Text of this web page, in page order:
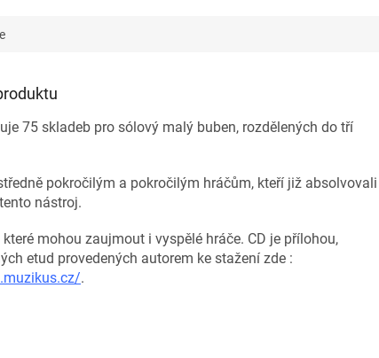
75 skladeb pro sólový malý buben, rozdělených do tří
pokročilým a pokročilým hráčům, kteří již absolvovali
nástroj.
mohou zaujmout i vyspělé hráče. CD je přílohou,
etud provedených autorem ke stažení zde :
.